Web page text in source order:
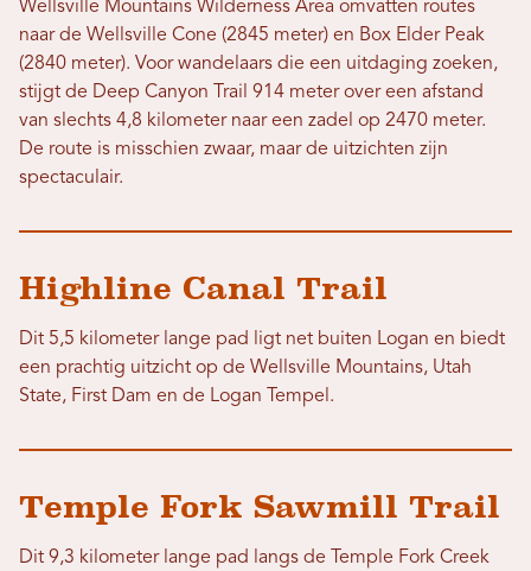
Wellsville Mountains Wilderness Area omvatten routes
naar de Wellsville Cone (2845 meter) en Box Elder Peak
(2840 meter). Voor wandelaars die een uitdaging zoeken,
stijgt de Deep Canyon Trail 914 meter over een afstand
van slechts 4,8 kilometer naar een zadel op 2470 meter.
De route is misschien zwaar, maar de uitzichten zijn
spectaculair.
Highline Canal Trail
Dit 5,5 kilometer lange pad ligt net buiten Logan en biedt
een prachtig uitzicht op de Wellsville Mountains, Utah
State, First Dam en de Logan Tempel.
Temple Fork Sawmill Trail
Dit 9,3 kilometer lange pad langs de Temple Fork Creek